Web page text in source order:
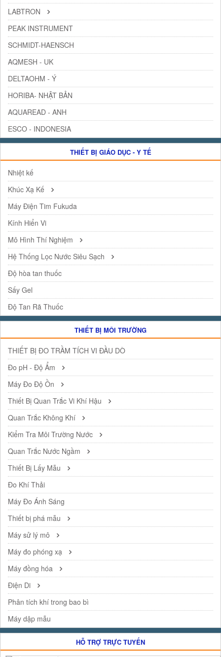
LABTRON
PEAK INSTRUMENT
SCHMIDT-HAENSCH
AQMESH - UK
DELTAOHM - Ý
HORIBA- NHẬT BẢN
AQUAREAD - ANH
ESCO - INDONESIA
THIẾT BỊ GIÁO DỤC - Y TẾ
Nhiệt kế
Khúc Xạ Kế
Máy Điện Tim Fukuda
Kính Hiển Vi
Mô Hình Thí Nghiệm
Hệ Thống Lọc Nước Siêu Sạch
Độ hòa tan thuốc
Sấy Gel
Độ Tan Rã Thuốc
THIẾT BỊ MÔI TRƯỜNG
THIẾT BỊ ĐO TRẦM TÍCH VI ĐẦU DÒ
Đo pH - Độ Ẩm
Máy Đo Độ Ồn
Thiết Bị Quan Trắc Vi Khí Hậu
Quan Trắc Không Khí
Kiểm Tra Môi Trường Nước
Quan Trắc Nước Ngầm
Thiết Bị Lấy Mẫu
Đo Khí Thải
Máy Đo Ánh Sáng
Thiết bị phá mẫu
Máy sử lý mô
Máy đo phóng xạ
Máy đồng hóa
Điện Di
Phân tích khí trong bao bì
Máy dập mẫu
HỖ TRỢ TRỰC TUYẾN